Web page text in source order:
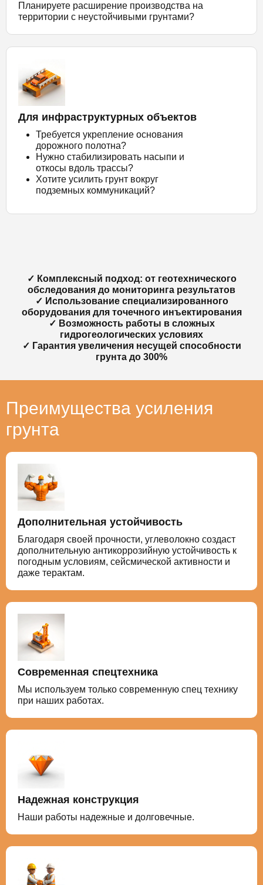
Планируете расширение производства на
территории с неустойчивыми грунтами?
Для инфраструктурных объектов
Требуется укрепление основания
дорожного полотна?
Нужно стабилизировать насыпи и
откосы вдоль трассы?
Хотите усилить грунт вокруг
подземных коммуникаций?
✓ Комплексный подход: от геотехнического
обследования до мониторинга результатов
✓ Использование специализированного
оборудования для точечного инъектирования
✓ Возможность работы в сложных
гидрогеологических условиях
✓ Гарантия увеличения несущей способности
грунта до 300%
Преимущества усиления
грунта
Дополнительная устойчивость
Благодаря своей прочности, углеволокно создаст
дополнительную антикоррозийную устойчивость к
погодным условиям, сейсмической активности и
даже терактам.
Современная спецтехника
Мы используем только современную спец технику
при наших работах.
Надежная конструкция
Наши работы надежные и долговечные.